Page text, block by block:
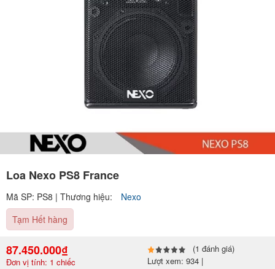
Loa Nexo PS8 France
Mã SP: PS8 | Thương hiệu:
Nexo
Tạm Hết hàng
87.450.000₫
Đơn vị tính: 1 chiếc
(1 đánh giá)
Lượt xem: 934 |